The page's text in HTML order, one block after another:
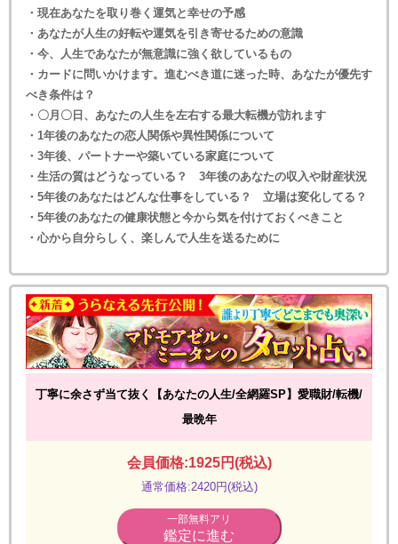
・現在あなたを取り巻く運気と幸せの予感
・あなたが人生の好転や運気を引き寄せるための意識
・今、人生であなたが無意識に強く欲しているもの
・カードに問いかけます。進むべき道に迷った時、あなたが優先す
べき条件は？
・〇月〇日、あなたの人生を左右する最大転機が訪れます
・1年後のあなたの恋人関係や異性関係について
・3年後、パートナーや築いている家庭について
・生活の質はどうなっている？ 3年後のあなたの収入や財産状況
・5年後のあなたはどんな仕事をしている？ 立場は変化してる？
・5年後のあなたの健康状態と今から気を付けておくべきこと
・心から自分らしく、楽しんで人生を送るために
丁寧に余さず当て抜く【あなたの人生/全網羅SP】愛職財/転機/
最晩年
会員価格:1925円(税込)
通常価格:2420円(税込)
一部無料アリ
鑑定に進む